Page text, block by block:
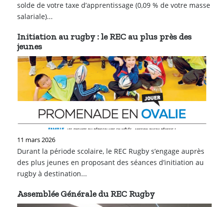
solde de votre taxe d’apprentissage (0,09 % de votre masse
salariale)...
Initiation au rugby : le REC au plus près des
jeunes
11 mars 2026
Durant la période scolaire, le REC Rugby s’engage auprès
des plus jeunes en proposant des séances d’initiation au
rugby à destination...
Assemblée Générale du REC Rugby